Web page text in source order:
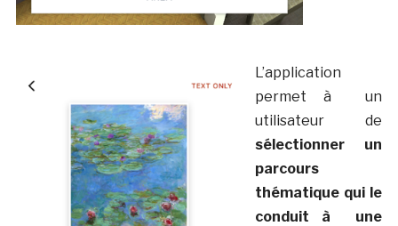
L’application
permet à un
utilisateur de
sélectionner un
parcours
thématique qui le
conduit à une